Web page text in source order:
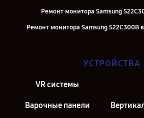
Ремонт монитора Samsung
Ремонт монитора Samsung S22C300B
УСТРОЙСТВА
VR системы
Варочные панели